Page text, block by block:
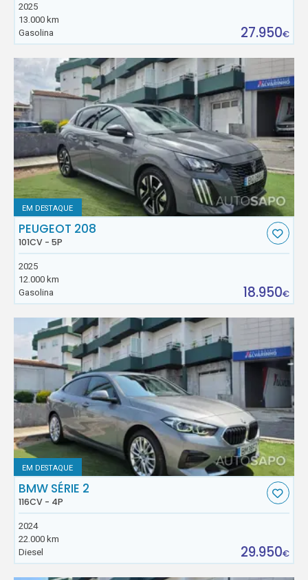
2025
13.000 km
Gasolina
27.950€
EM DESTAQUE
PEUGEOT 208
101CV - 5P
2025
12.000 km
Gasolina
18.950€
EM DESTAQUE
BMW SÉRIE 2
116CV - 4P
2024
22.000 km
Diesel
29.950€